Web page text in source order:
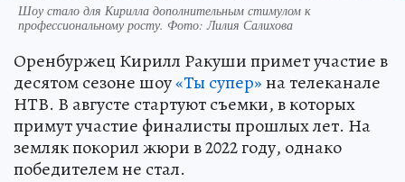
Шоу стало для Кирилла дополнительным стимулом к
профессиональному росту. Фото: Лилия Салихова
Оренбуржец Кирилл Ракуши примет участие в
десятом сезоне шоу«Ты супер»на телеканале
НТВ. В августе стартуют съемки, в которых
примут участие финалисты прошлых лет. На
земляк покорил жюри в 2022 году, однако
победителем не стал.